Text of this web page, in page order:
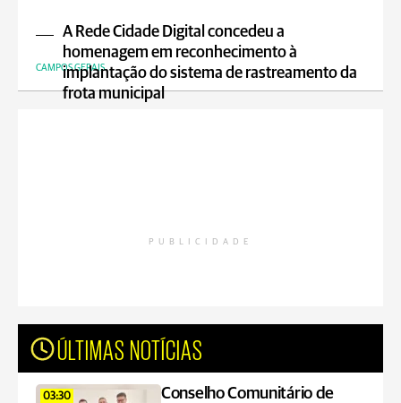
A Rede Cidade Digital concedeu a
homenagem em reconhecimento à
implantação do sistema de rastreamento da
frota municipal
CAMPOS GERAIS
PUBLICIDADE
ÚLTIMAS NOTÍCIAS
03:30
Conselho Comunitário de